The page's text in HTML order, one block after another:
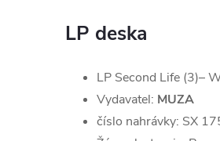
LP deska
LP Second Life (3)–
Vydavatel: MUZA
číslo nahrávky: SX